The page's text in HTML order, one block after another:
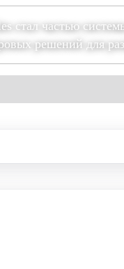
стал частью
решений для